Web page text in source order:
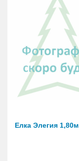
Елка Элегия 1,80м